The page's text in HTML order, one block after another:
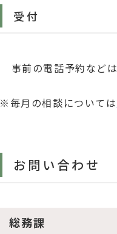
受付
事前の電話予約など
※毎月の相談については
お問い合わせ
総務課